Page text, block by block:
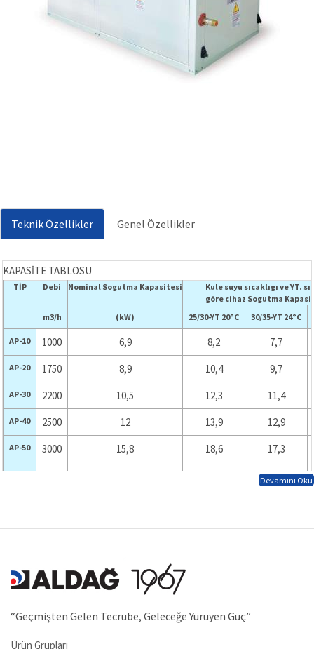
Teknik Özellikler Genel Özellikler
KAPASİTE TABLOSU
TİP Debi Nominal Sogutma Kapasitesi
Kule suyu sıcaklıgı ve YT.
göre cihaz Sogutma
m3/h
(kW) 25/30-YT 20°C 30/35-YT 24°C
AP-10 1000 6,9 8,2 7,7
AP-20 1750 8,9 10,4 9,7
AP-30 2200 10,5 12,3 11,4
AP-40 2500 12 13,9 12,9
AP-50 3000 15,8 18,6 17,3
AP-55 18,7
Devamını Oku
“Geçmişten Gelen Tecrübe, Geleceğe Yürüyen Güç”
Ürün Grupları